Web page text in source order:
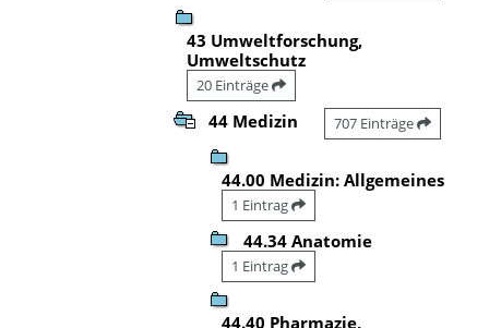
43 Umweltforschung,
Umweltschutz
20 Einträge
44 Medizin 707 Einträge
44.00 Medizin: Allgemeines
1 Eintrag
44.34 Anatomie
1 Eintrag
44.40 Pharmazie,